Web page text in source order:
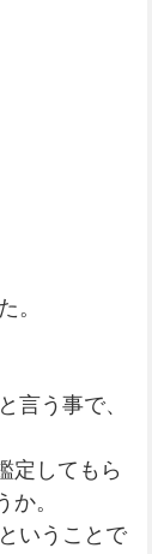
。
言う事で、
定してもら
。
いうことで